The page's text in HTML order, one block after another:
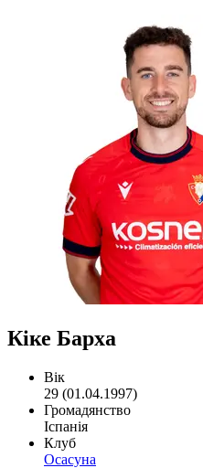
Кіке Барха
Вік
29 (01.04.1997)
Громадянство
Іспанія
Клуб
Осасуна